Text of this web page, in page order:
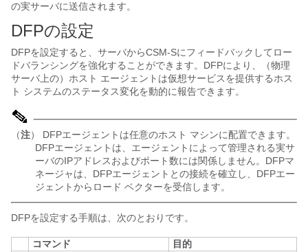
の実サーバに送信されます。
DFPの設定
DFPを設定すると、サーバからCSM-Sにフィードバックしてロー
ドバランシングを強化することができます。DFPにより、（物理
サーバ上の）ホスト エージェントは仮想サービスを提供するホス
ト システムのステータス変化を動的に報告できます。
（注） DFPエージェントは任意のホスト マシンに配置できます。
DFPエージェントは、エージェントによって管理される実サ
ーバのIPアドレスおよびポート数には関係しません。DFPマ
ネージャは、DFPエージェントとの接続を確立し、DFPエー
ジェントからロード ベクターを受信します。
DFPを設定する手順は、次のとおりです。
コマンド
目的